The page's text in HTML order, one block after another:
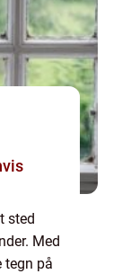
sted
Med
tegn på